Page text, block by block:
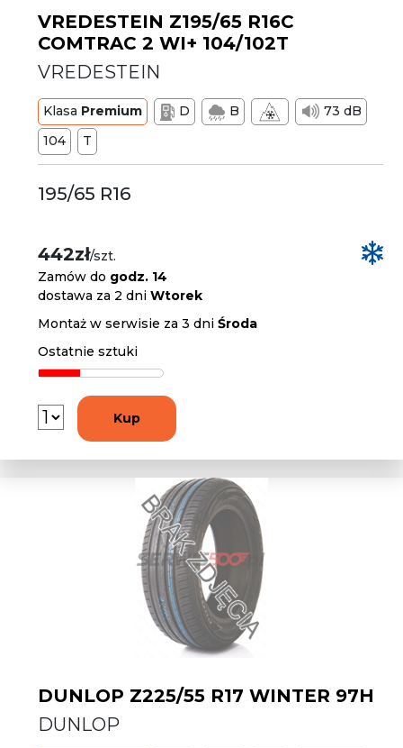
VREDESTEIN Z195/65 R16C
COMTRAC 2 WI+ 104/102T
VREDESTEIN
Klasa Premium D B
73 dB
104
T
195/65 R16
442zł/szt.
Zamów do godz. 14
dostawa za 2 dniWtorek
Montaż w serwisie za 3 dniŚroda
Ostatnie sztuki
Kup
DUNLOP Z225/55 R17 WINTER 97H
DUNLOP